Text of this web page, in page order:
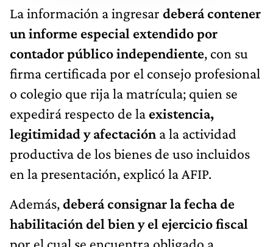
La información a ingresar deberá contener
un informe especial extendido por
contador público independiente, con su
firma certificada por el consejo profesional
o colegio que rija la matrícula; quien se
expedirá respecto de la existencia,
legitimidad y afectación a la actividad
productiva de los bienes de uso incluidos
en la presentación, explicó la AFIP.
Además,deberá consignar la fecha de
habilitación del bien y el ejercicio fiscal
por el cual se encuentra obligado a